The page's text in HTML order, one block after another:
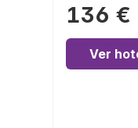
136 €
Ver